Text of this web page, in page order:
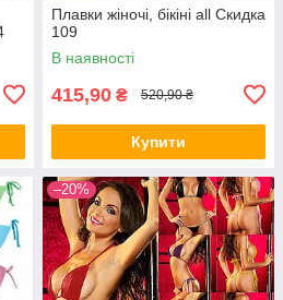
Плавки жіночі, бікіні all Скидка
109
В наявності
415,90 ₴ 520,90 ₴
Купити
–20%